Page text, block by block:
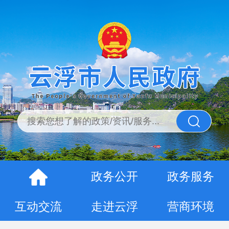
政务公开
政务服务
互动交流
走进云浮 营商环境